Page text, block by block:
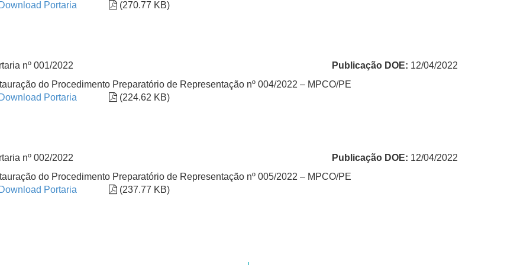
Portaria
(270.77 KB)
nº 001/2022 Publicação DOE: 12/04/2022
do Procedimento Preparatório de Representação nº 004/2022 – MPCO/PE
Portaria
(224.62 KB)
nº 002/2022 Publicação DOE: 12/04/2022
do Procedimento Preparatório de Representação nº 005/2022 – MPCO/PE
Portaria
(237.77 KB)